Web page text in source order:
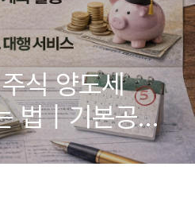
식 양도세
법｜기본공제
전략 총정리